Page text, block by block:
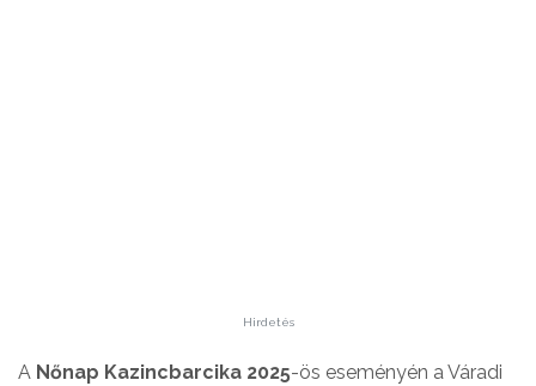
Hirdetés
A Nőnap Kazincbarcika 2025-ös eseményén a Váradi